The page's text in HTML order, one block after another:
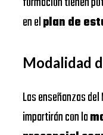
en elplan de
Modalidad
Las enseñanzas
impartirán con la